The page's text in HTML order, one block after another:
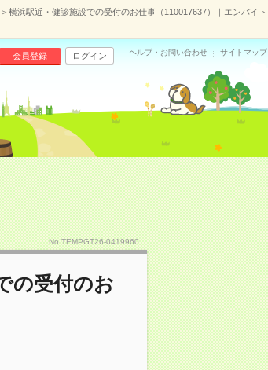
横浜駅近・健診施設での受付のお仕事（110017637）｜エンバイト
会員登録 ログイン ヘルプ・お問い合わせ サイトマップ
No.TEMPGT26-0419960
の受付のお